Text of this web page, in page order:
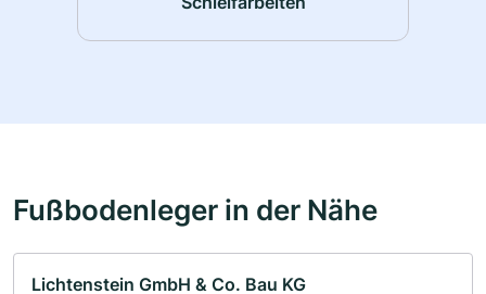
Fußbodenleger in der Nähe
Lichtenstein GmbH & Co. Bau KG